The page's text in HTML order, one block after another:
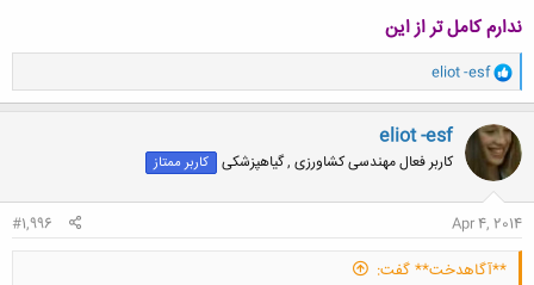
ندارم کامل تر از این
و
ا
ک
ن
ش
ه
ا
eliot -esf
eliot -esf
کاربر فعال مهندسی کشاورزی , گیاهپزشکی کاربر ممتاز
Apr 4, 2014
#1,996
**آگاهدخت** گفت: